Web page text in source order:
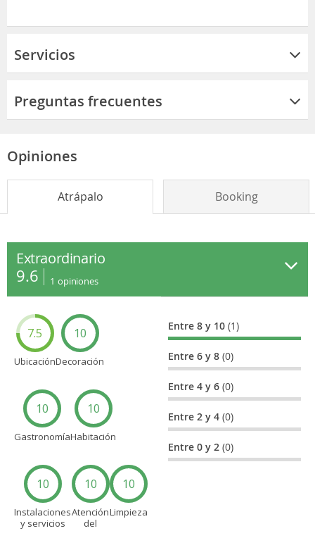
Servicios
Preguntas frecuentes
Opiniones
Atrápalo Booking
Extraordinario
9.6 1 opiniones
7.5
Ubicación
10
Decoración
10
Gastronomía
10
Habitación
10
Instalaciones
y servicios
10
Atención
del
10
Limpieza
Entre 8 y 10(1)
Entre 6 y 8(0)
Entre 4 y 6(0)
Entre 2 y 4(0)
Entre 0 y 2(0)